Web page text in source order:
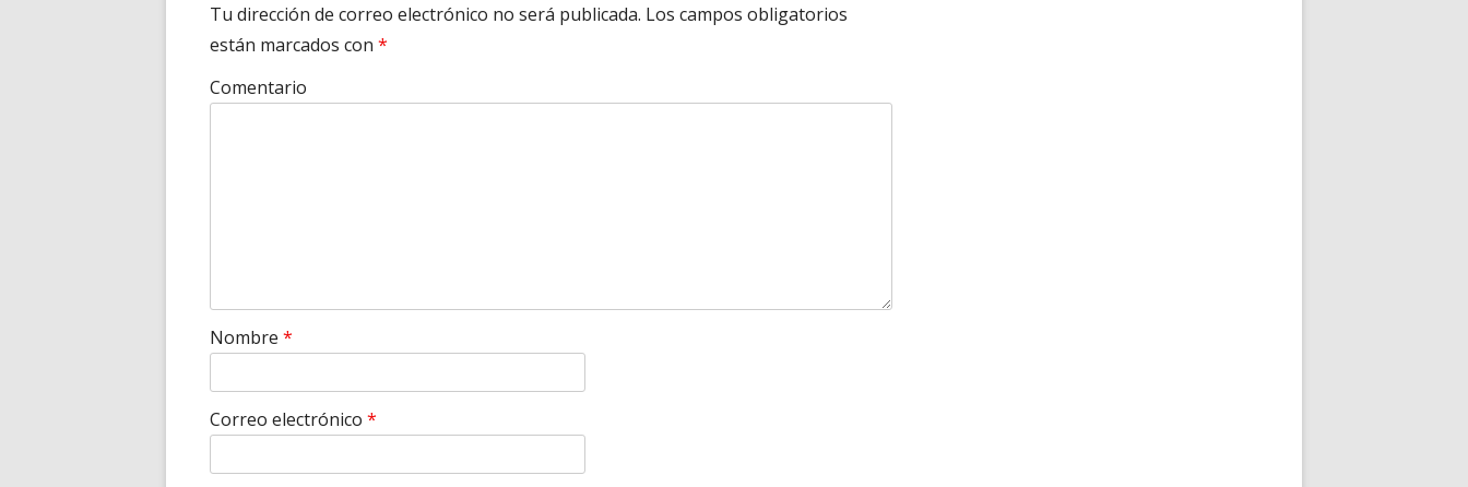
Tu dirección de correo electrónico no será publicada. Los campos obligatorios
están marcados con *
Comentario
Nombre *
Correo electrónico *